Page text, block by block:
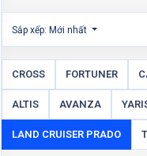
Sắp xếp: Mới nhất
CROSS FORTUNER
ALTIS AVANZA
LAND CRUISER PRADO